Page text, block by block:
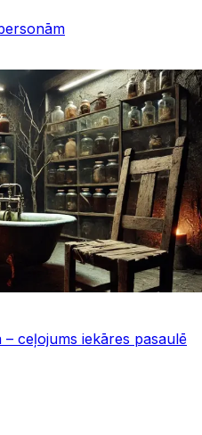
– ceļojums iekāres pasaulē